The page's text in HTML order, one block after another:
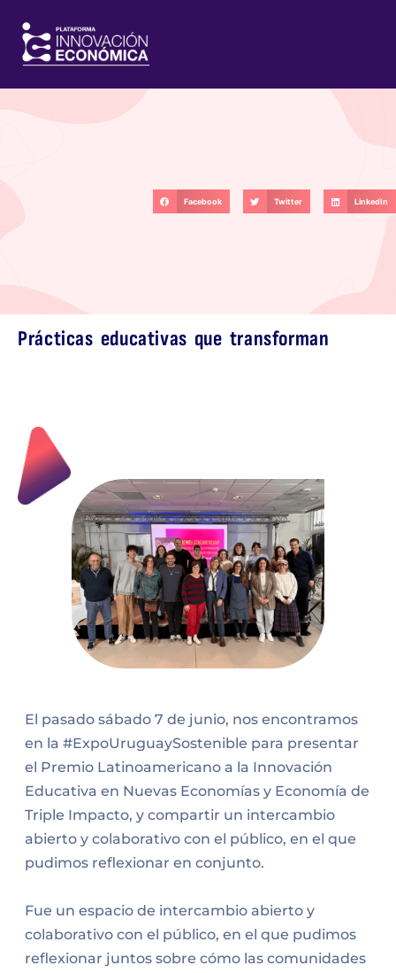
Facebook Twitter LinkedIn
Prácticas educativas que transforman
El pasado sábado 7 de junio, nos encontramos
en la #ExpoUruguaySostenible para presentar
el Premio Latinoamericano a la Innovación
Educativa en Nuevas Economías y Economía de
Triple Impacto, y compartir un intercambio
abierto y colaborativo con el público, en el que
pudimos reflexionar en conjunto.
Fue un espacio de intercambio abierto y
colaborativo con el público, en el que pudimos
reflexionar juntos sobre cómo las comunidades